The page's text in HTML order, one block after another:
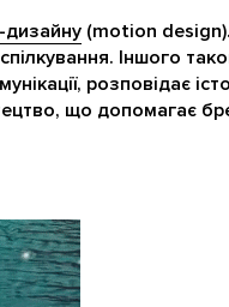
(motion
Іншого
розповідає
що допомагає